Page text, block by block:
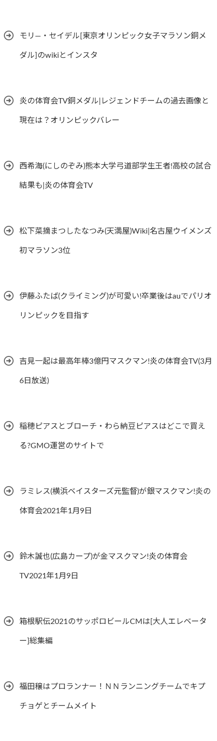
モリ―・セイデル[東京オリンピック女子マラソン銅メ
ダル]のwikiとインスタ
炎の体育会TV銅メダル|レジェンドチームの過去画像と
現在は？オリンピックバレー
西希海(にしのぞみ)熊本大学弓道部学生王者!高校の試合
結果も|炎の体育会TV
松下菜摘まつしたなつみ(天満屋)Wiki|名古屋ウイメンズ
初マラソン3位
伊藤ふたば(クライミング)が可愛い!卒業後はauでパリオ
リンピックを目指す
吉見一起は最高年棒3億円マスクマン!炎の体育会TV(3月
6日放送)
稲穂ピアスとブローチ・わら納豆ピアスはどこで買え
る?GMO運営のサイトで
ラミレス(横浜ベイスターズ元監督)が銀マスクマン!炎の
体育会2021年1月9日
鈴木誠也(広島カープ)が金マスクマン!炎の体育会
TV2021年1月9日
箱根駅伝2021のサッポロビールCMは[大人エレベータ
ー]総集編
福田穣はプロランナー！ＮＮランニングチームでキプ
チョゲとチームメイト